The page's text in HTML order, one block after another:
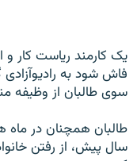
یک کارمند ریاست کار
فاش شود به
سوی طالبان از
طالبان همچنان در
سال پیش، از رفتن